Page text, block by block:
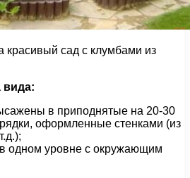
красивый сад с клумбами из
вида:
в приподнятые на 20-30
оформленные стенками (из
одном уровне с окружающим